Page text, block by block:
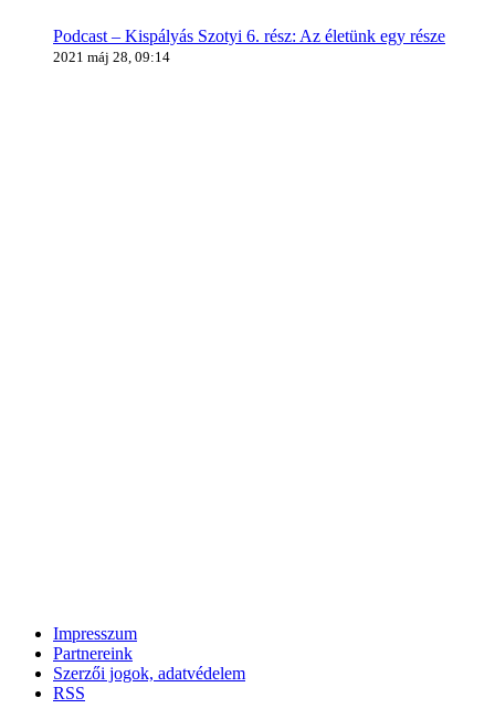
Podcast – Kispályás Szotyi 6. rész: Az életünk egy része
2021 máj 28, 09:14
Impresszum
Partnereink
Szerzői jogok, adatvédelem
RSS